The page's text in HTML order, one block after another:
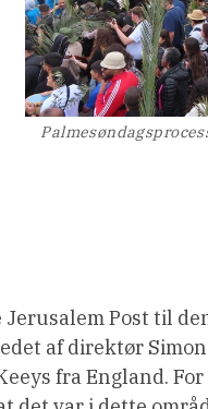
Post til
af direktør
fra England.